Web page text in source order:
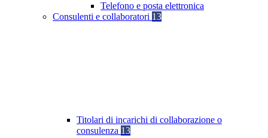
Telefono e posta elettronica
Consulenti e collaboratori 13
Titolari di incarichi di collaborazione o
consulenza 13